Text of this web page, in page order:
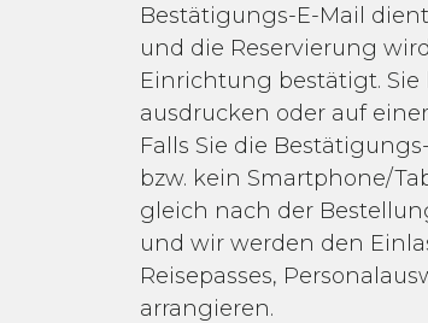
Bestätigungs-E-Mail
und die Reservierung
Einrichtung bestätigt.
ausdrucken oder auf
Falls Sie die
bzw. kein Smartphone/
gleich nach der
und wir werden den
Reisepasses,
arrangieren.